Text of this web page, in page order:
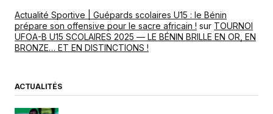
Actualité Sportive | Guépards scolaires U15 : le Bénin
prépare son offensive pour le sacre africain ! sur TOURNOI
UFOA-B U15 SCOLAIRES 2025 — LE BÉNIN BRILLE EN OR, EN
BRONZE… ET EN DISTINCTIONS !
ACTUALITÉS